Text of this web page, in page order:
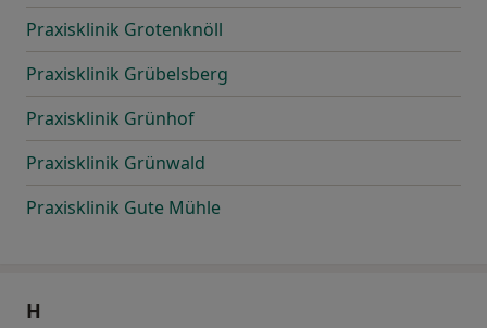
Praxisklinik Grotenknöll
Praxisklinik Grübelsberg
Praxisklinik Grünhof
Praxisklinik Grünwald
Praxisklinik Gute Mühle
H